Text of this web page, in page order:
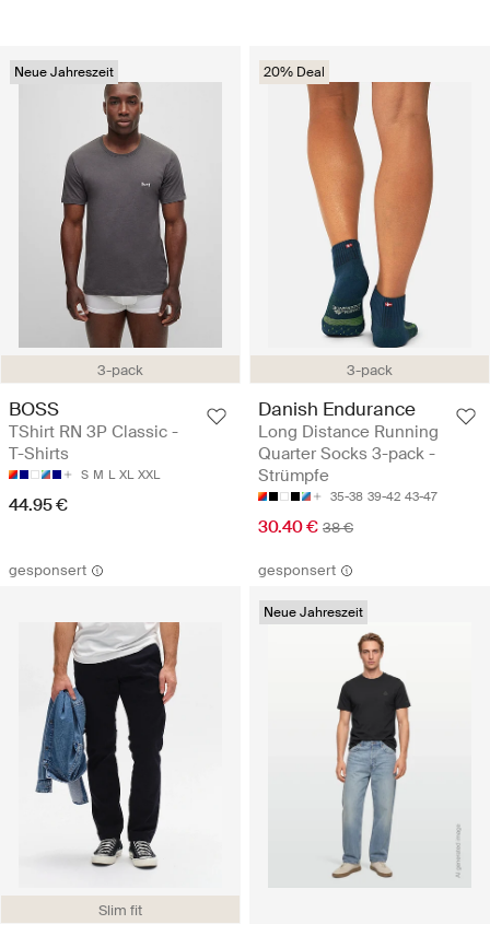
3-pack
Neue Jahreszeit
BOSS
TShirt RN 3P Classic -
T-Shirts
S M L XL XXL
44.95 €
3-pack
20% Deal
Danish Endurance
Long Distance Running
Quarter Socks 3-pack -
Strümpfe
35-38 39-42 43-47
30.40 € 38 €
gesponsert
Slim fit
gesponsert
Neue Jahreszeit